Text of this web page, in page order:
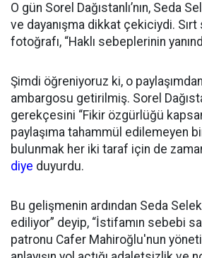
O gün Sorel Dağıstanlı’nın, Seda
ve dayanışma dikkat çekiciydi.
fotoğrafı, “Haklı sebeplerinin
Şimdi öğreniyoruz ki, o
ambargosu getirilmiş. Sorel
gerekçesini “Fikir özgürlüğü
paylaşıma tahammül edilemeyen
bulunmak her iki taraf için de
diye duyurdu.
Bu gelişmenin ardından Seda
ediliyor” deyip, “İstifamın sebebi
patronu Cafer Mahiroğlu'nun